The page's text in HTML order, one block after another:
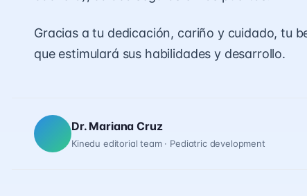
Gracias a tu dedicación, cariño y cuidado, tu
que estimulará sus habilidades y desarrollo.
Dr. Mariana Cruz
Kinedu editorial team · Pediatric development